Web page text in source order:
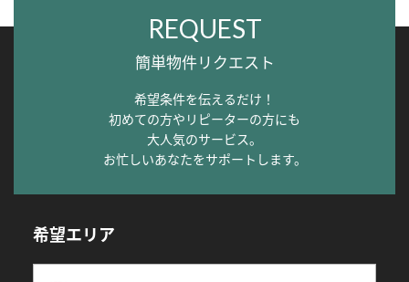
REQUEST
簡単物件リクエスト
希望条件を伝えるだけ！
初めての方やリピーターの方にも
大人気のサービス。
お忙しいあなたをサポートします。
希望エリア